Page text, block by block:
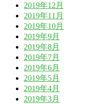
2019年12月
2019年11月
2019年10月
2019年9月
2019年8月
2019年7月
2019年6月
2019年5月
2019年4月
2019年3月